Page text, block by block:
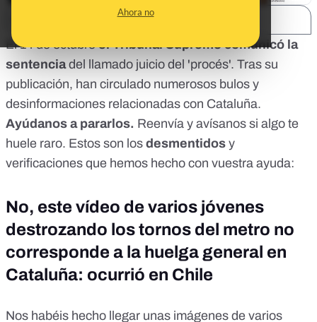
Ahora no
El 14 de octubreel Tribunal Supremo comunicó la
sentenciadel llamado juicio del 'procés'. Tras su
publicación, han circulado numerosos bulos y
desinformaciones relacionadas con Cataluña.
Ayúdanos a pararlos. Reenvía y avísanos si algo te
huele raro. Estos son los desmentidos y
verificaciones que hemos hecho con vuestra ayuda:
No, este vídeo de varios jóvenes
destrozando los tornos del metro no
corresponde a la huelga general en
Cataluña: ocurrió en Chile
Nos habéis hecho llegar unas imágenes de varios